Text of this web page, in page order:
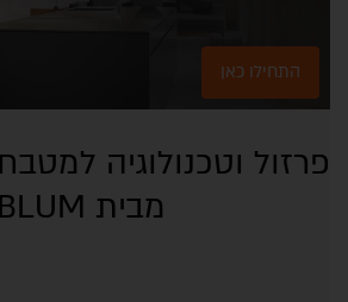
התחילו כאן
פרזול וטכנולוגיה
מבית BLUM